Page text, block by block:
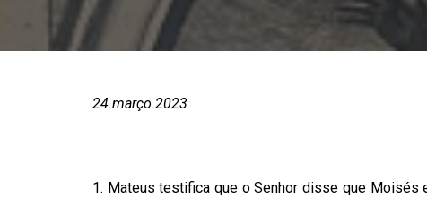
24.março.2023
1. Mateus testifica que o Senhor disse que Moisés